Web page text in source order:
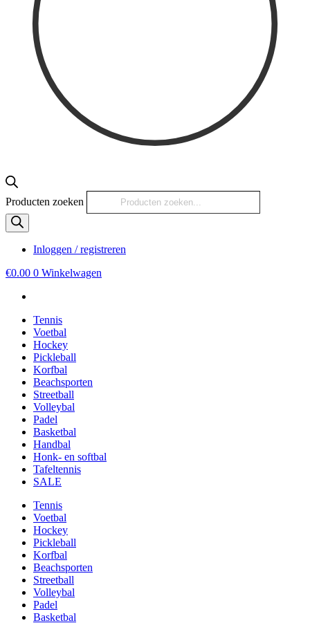
Producten zoeken
Inloggen / registreren
€0.00 0 Winkelwagen
Tennis
Voetbal
Hockey
Pickleball
Korfbal
Beachsporten
Streetball
Volleybal
Padel
Basketbal
Handbal
Honk- en softbal
Tafeltennis
SALE
Tennis
Voetbal
Hockey
Pickleball
Korfbal
Beachsporten
Streetball
Volleybal
Padel
Basketbal